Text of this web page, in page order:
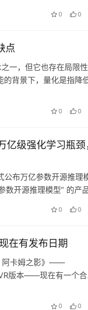
0 0
点
一，但它也存在局限性
背景下，量化是指降
0 0
级强化学习瓶颈
布万亿参数开源推理
数开源推理模型” 的产
0 0
在有发布日期
阿卡姆之影》——
版本——现在有一个合
0 0